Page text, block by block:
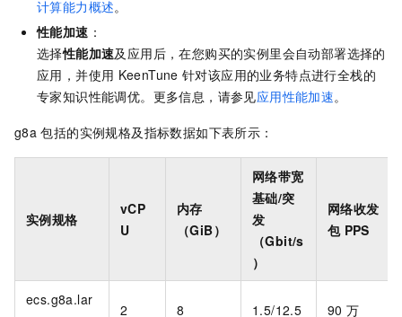
计算能力概述。
性能加速 ：
选择性能加速及应用后，在您购买的实例里会自动部署选择的
应用，并使用 KeenTune 针对该应用的业务特点进行全栈的
专家知识性能调优。更多信息，请参见应用性能加速。
g8a 包括的实例规格及指标数据如下表所示：
实例规格
vCP
U
内存
（GiB）
网络带宽
基础/突
发
（Gbit/s
）
网络收发
包 PPS
ecs.g8a.lar
2 8 1.5/12.5 90 万